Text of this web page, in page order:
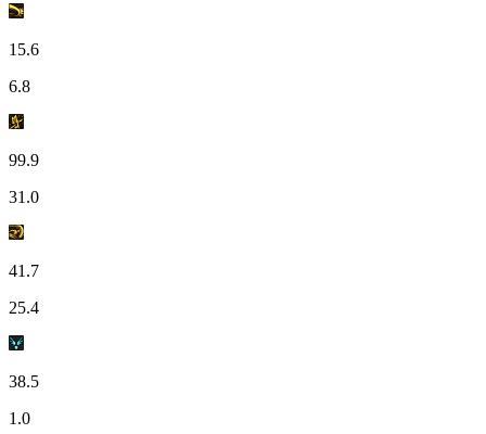
15.6
6.8
99.9
31.0
41.7
25.4
38.5
1.0